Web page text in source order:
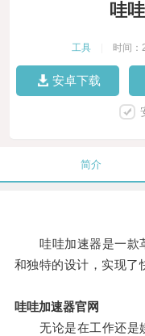
哇
工具 时间：
安卓下载
简介
哇哇加速器是一款
和独特的设计，实现了
哇哇加速器官网
无论是在工作还是